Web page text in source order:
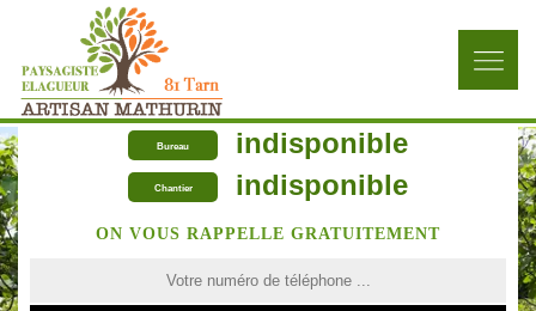
Bureau indisponible
Chantier indisponible
ON VOUS RAPPELLE GRATUITEMENT